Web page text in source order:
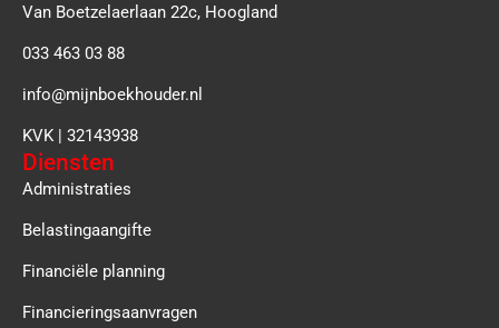
Van Boetzelaerlaan 22c, Hoogland
033 463 03 88
info@mijnboekhouder.nl
KVK | 32143938
Diensten
Administraties
Belastingaangifte
Financiële planning
Financieringsaanvragen